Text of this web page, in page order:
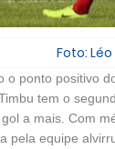
Foto:
o ponto positivo
tem o
a mais. Com
pela equipe